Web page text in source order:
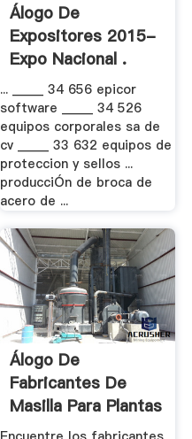
Álogo De
Expositores 2015-
Expo Nacional .
... _____ 34 656 epicor
software _____ 34 526
equipos corporales sa de
cv _____ 33 632 equipos de
proteccion y sellos ...
producciÓn de broca de
acero de ...
Álogo De
Fabricantes De
Masilla Para Plantas
.